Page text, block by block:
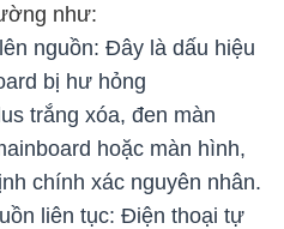
như:
nguồn: Đây là dấu hiệu
bị hư hỏng
trắng xóa, đen màn
hoặc màn hình,
chính xác nguyên nhân.
liên tục: Điện thoại tự